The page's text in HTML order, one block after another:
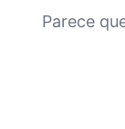
Parece